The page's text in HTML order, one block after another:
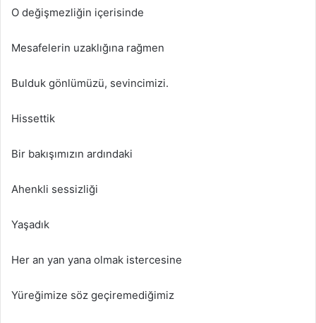
O değişmezliğin içerisinde
Mesafelerin uzaklığına rağmen
Bulduk gönlümüzü, sevincimizi.
Hissettik
Bir bakışımızın ardındaki
Ahenkli sessizliği
Yaşadık
Her an yan yana olmak istercesine
Yüreğimize söz geçiremediğimiz